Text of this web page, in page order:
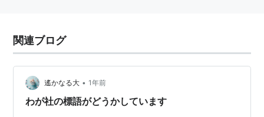
関連ブログ
遙かなる大 • 1年前
わが社の標語がどうかしています